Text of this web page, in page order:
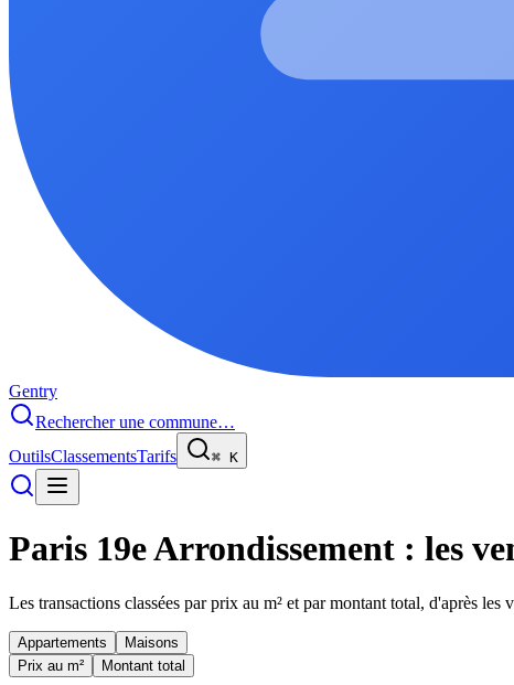
Gentry
Rechercher une commune…
OutilsClassementsTarifs ⌘ K
Paris 19e Arrondissement : les
Les transactions classées par prix au m² et par montant total, d'après les
Appartements
Maisons
Prix au m²
Montant total